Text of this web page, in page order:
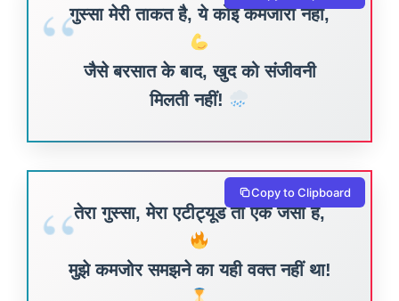
गुस्सा मेरी ताकत है, ये कोई कमजोरी नहीं,
जैसे बरसात के बाद, खुद को संजीवनी
मिलती नहीं!
तेरा गुस्सा, मेरा एटीट्यूड तो एक जैसा है,
मुझे कमजोर समझने का यही वक्त नहीं था!
Copy to Clipboard